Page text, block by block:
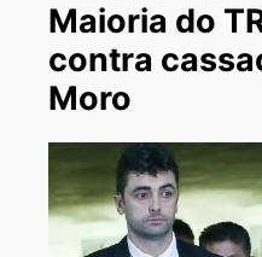
Maioria do
contra
Moro